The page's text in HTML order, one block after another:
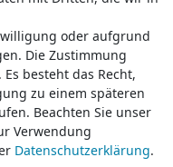
oder aufgrund
Die Zustimmung
besteht das Recht,
zu einem späteren
Beachten Sie unser
Verwendung
Daten­schutz­erklärung.
oder aufgrund
Die Zustimmung
besteht das Recht,
zu einem späteren
Beachten Sie unser
Verwendung
Daten­schutz­erklärung.